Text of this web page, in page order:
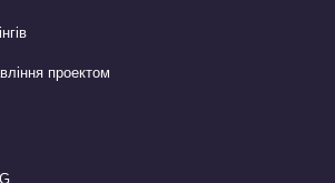
проектом